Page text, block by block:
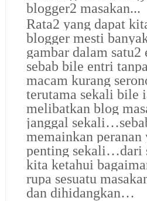
blogger2 masakan...
Rata2 yang dapat
blogger mesti
gambar dalam
sebab bile entri
macam kurang
terutama sekali bile
melibatkan blog
janggal
memainkan peranan
penting sekali…dari
kita ketahui
rupa sesuatu
dan dihidangkan…